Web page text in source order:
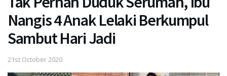
Nangis 4 Anak Lelaki Berkumpul
Sambut Hari Jadi
21st October 2020